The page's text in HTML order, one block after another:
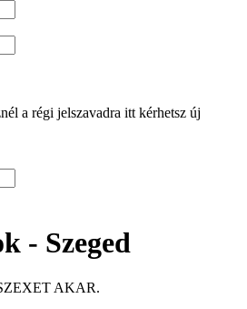
a régi jelszavadra itt kérhetsz új
- Szeged
AKAR.